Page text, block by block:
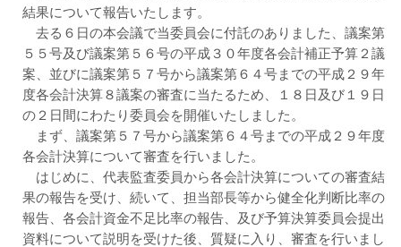
結果について報告いたします。
去る６日の本会議で当委員会に付託のありました、議案第
５５号及び議案第５６号の平成３０年度各会計補正予算２議
案、並びに議案第５７号から議案第６４号までの平成２９年
度各会計決算８議案の審査に当たるため、１８日及び１９日
の２日間にわたり委員会を開催いたしました。
まず、議案第５７号から議案第６４号までの平成２９年度
各会計決算について審査を行いました。
はじめに、代表監査委員から各会計決算についての審査結
果の報告を受け、続いて、担当部長等から健全化判断比率の
報告、各会計資金不足比率の報告、及び予算決算委員会提出
資料について説明を受けた後、質疑に入り、審査を行いまし